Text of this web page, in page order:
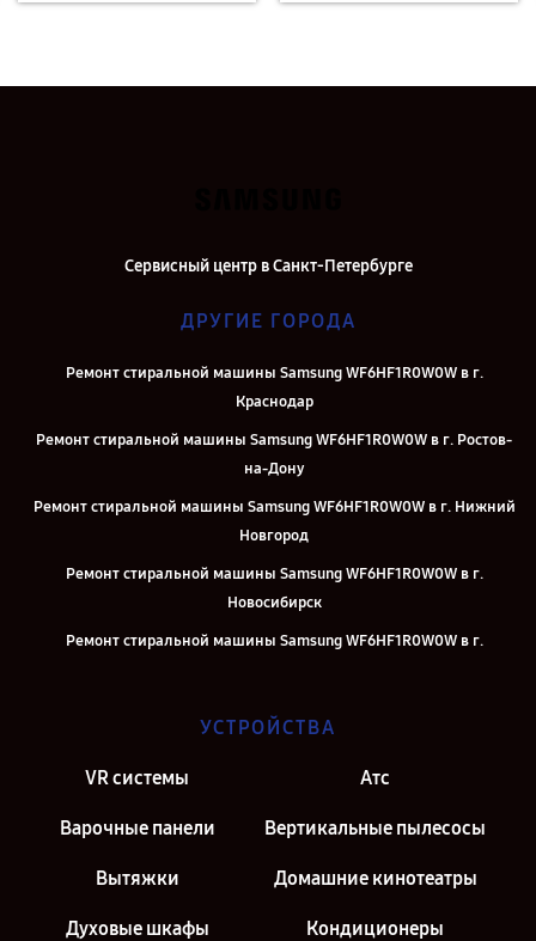
Сервисный центр в Санкт-Петербурге
ДРУГИЕ ГОРОДА
Ремонт стиральной машины Samsung WF6HF1R0W0W в г.
Краснодар
Ремонт стиральной машины Samsung WF6HF1R0W0W в г. Ростов-
на-Дону
Ремонт стиральной машины Samsung WF6HF1R0W0W в г. Нижний
Новгород
Ремонт стиральной машины Samsung WF6HF1R0W0W в г.
Новосибирск
Ремонт стиральной машины Samsung WF6HF1R0W0W в г.
Екатеринбург
Ремонт стиральной машины Samsung WF6HF1R0W0W в г. Казань
УСТРОЙСТВА
VR системы Атс
Варочные панели Вертикальные пылесосы
Вытяжки Домашние кинотеатры
Духовые шкафы Кондиционеры